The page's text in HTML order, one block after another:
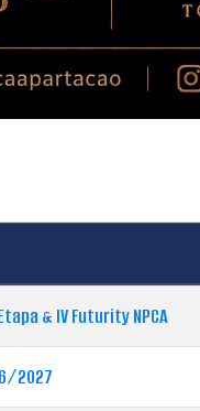
& IV Futurity NPCA
2027